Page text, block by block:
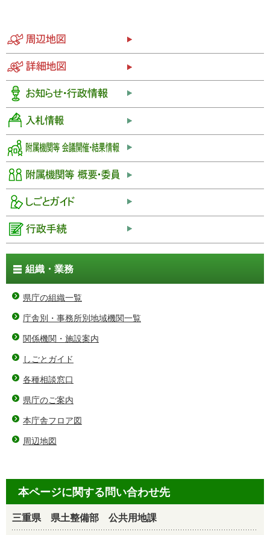
組織・業務
県庁の組織一覧
庁舎別・事務所別地域機関一覧
関係機関・施設案内
しごとガイド
各種相談窓口
県庁のご案内
本庁舎フロア図
周辺地図
本ページに関する問い合わせ先
三重県 県土整備部 公共用地課